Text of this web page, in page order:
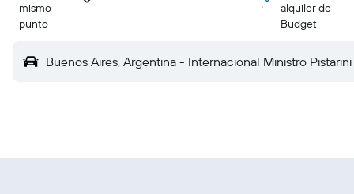
mismo
punto
alquiler de
Budget
Buenos Aires, Argentina - Internacional Ministro Pistarini